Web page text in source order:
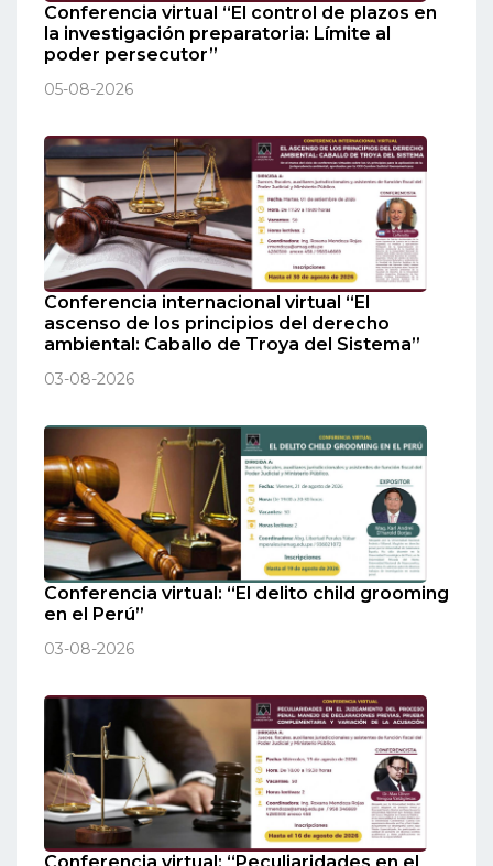
Conferencia virtual “El control de plazos en
la investigación preparatoria: Límite al
poder persecutor”
05-08-2026
Conferencia internacional virtual “El
ascenso de los principios del derecho
ambiental: Caballo de Troya del Sistema”
03-08-2026
Conferencia virtual: “El delito child grooming
en el Perú”
03-08-2026